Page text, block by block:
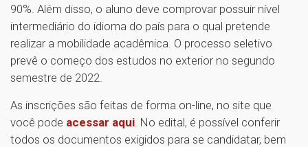
90%. Além disso, o aluno deve comprovar possuir nível
intermediário do idioma do país para o qual pretende
realizar a mobilidade acadêmica. O processo seletivo
prevê o começo dos estudos no exterior no segundo
semestre de 2022.
As inscrições são feitas de forma on-line, no site que
você pode acessar aqui . No edital, é possível conferir
todos os documentos exigidos para se candidatar, bem